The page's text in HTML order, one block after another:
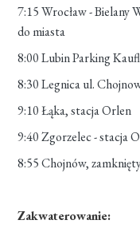
7:15 Wrocław - Bielany
do miasta
8:00 Lubin Parking
8:30 Legnica ul.
9:10 Łąka, stacja Orlen
9:40 Zgorzelec - stacja
8:55 Chojnów,
Zakwaterowanie: